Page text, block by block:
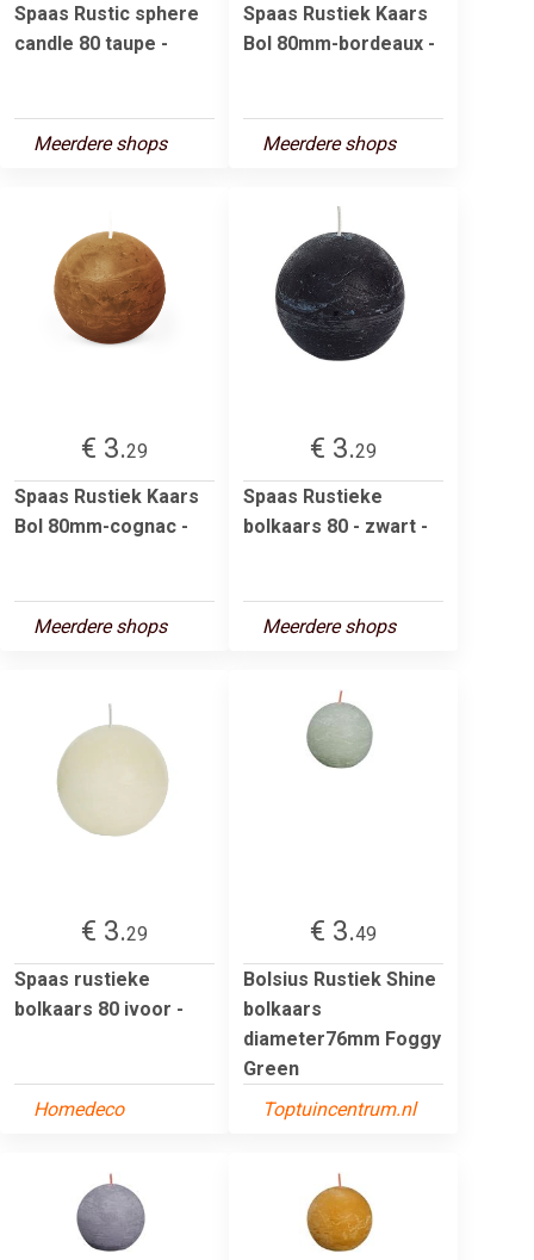
Spaas Rustic sphere
candle 80 taupe -
Meerdere shops
Spaas Rustiek Kaars
Bol 80mm-bordeaux -
Meerdere shops
€ 3.29
Spaas Rustiek Kaars
Bol 80mm-cognac -
Meerdere shops
€ 3.29
Spaas Rustieke
bolkaars 80 - zwart -
Meerdere shops
€ 3.29
Spaas rustieke
bolkaars 80 ivoor -
Homedeco
€ 3.49
Bolsius Rustiek Shine
bolkaars
diameter76mm Foggy
Green
Toptuincentrum.nl